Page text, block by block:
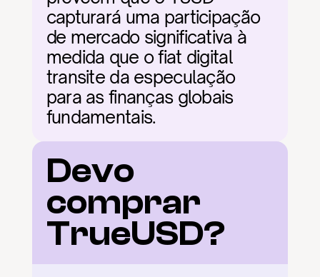
capturará uma participação
de mercado significativa à
medida que o fiat digital
transite da especulação
para as finanças globais
fundamentais.
Devo
comprar
TrueUSD?